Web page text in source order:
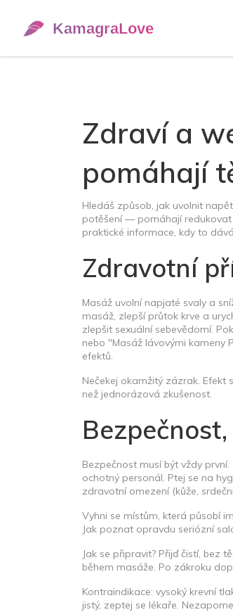
Zdraví a
pomáhají
Hledáš způsob, jak uvolnit
potěšení — pomáhají redukovat
praktické informace, kdy to
Zdravotní
Masáž uvolní napjaté svaly a
masáž, zlepší průtok krve a
zlepšit sexuální sebevědomí.
nebo "Masáž lávovými kameny
efektů.
Nečekej okamžitý zázrak. Efekt
než jednorázová zkušenost.
Bezpečnost musí být vždy
ochotný personál. Ptej se na
zdravotní omezení (kůže,
Vyhni se místům, která působí
Jak poznat opravdu seriózní
Jak se připravit? Přijď čistí, bez
během masáže. Po zákroku
Kontraindikace: vysoký krevní
jistý, zeptej se lékaře.